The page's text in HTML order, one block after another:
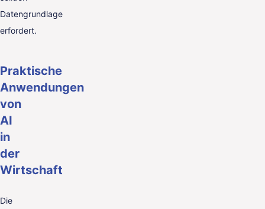
Datengrundlage
erfordert.
Praktische
Anwendungen
von
AI
in
der
Wirtschaft
Die